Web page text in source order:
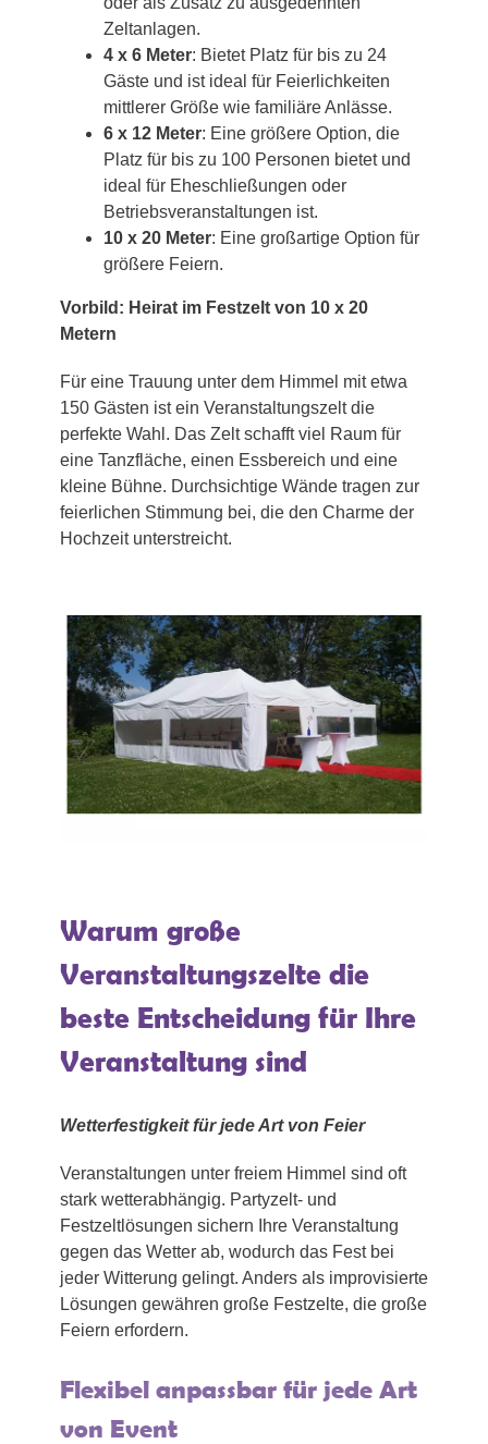
Zeltanlagen.
4 x 6 Meter: Bietet Platz für bis zu 24
Gäste und ist ideal für Feierlichkeiten
mittlerer Größe wie familiäre Anlässe.
6 x 12 Meter: Eine größere Option, die
Platz für bis zu 100 Personen bietet und
ideal für Eheschließungen oder
Betriebsveranstaltungen ist.
10 x 20 Meter: Eine großartige Option für
größere Feiern.
Vorbild: Heirat im Festzelt von 10 x 20
Metern
Für eine Trauung unter dem Himmel mit etwa
150 Gästen ist ein Veranstaltungszelt die
perfekte Wahl. Das Zelt schafft viel Raum für
eine Tanzfläche, einen Essbereich und eine
kleine Bühne. Durchsichtige Wände tragen zur
feierlichen Stimmung bei, die den Charme der
Hochzeit unterstreicht.
Warum große
Veranstaltungszelte die
beste Entscheidung für Ihre
Veranstaltung sind
Wetterfestigkeit für jede Art von Feier
Veranstaltungen unter freiem Himmel sind oft
stark wetterabhängig. Partyzelt- und
Festzeltlösungen sichern Ihre Veranstaltung
gegen das Wetter ab, wodurch das Fest bei
jeder Witterung gelingt. Anders als improvisierte
Lösungen gewähren große Festzelte, die große
Feiern erfordern.
Flexibel anpassbar für jede Art
von Event